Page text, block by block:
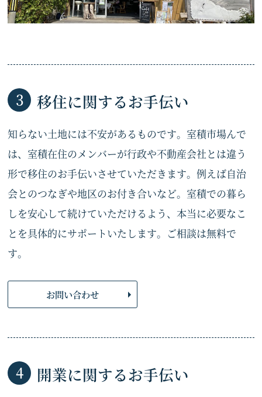
移住に関するお手伝い
知らない土地には不安があるものです。室積市場んで
は、室積在住のメンバーが行政や不動産会社とは違う
形で移住のお手伝いさせていただきます。例えば自治
会とのつなぎや地区のお付き合いなど。室積での暮ら
しを安心して続けていただけるよう、本当に必要なこ
とを具体的にサポートいたします。ご相談は無料で
す。
お問い合わせ
開業に関するお手伝い